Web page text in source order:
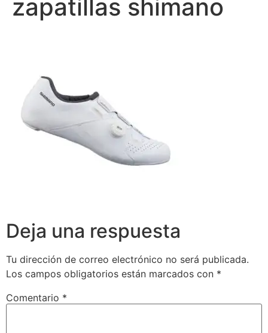
zapatillas shimano
Deja una respuesta
Tu dirección de correo electrónico no será publicada.
Los campos obligatorios están marcados con *
Comentario *